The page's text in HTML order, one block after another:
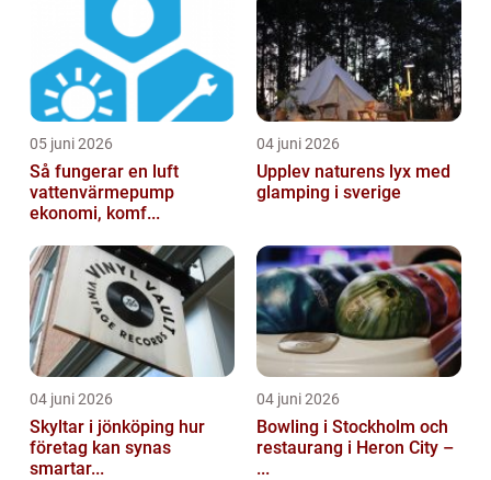
05 juni 2026
Så fungerar en luft
vattenvärmepump
ekonomi, komf...
04 juni 2026
Upplev naturens lyx med
glamping i sverige
04 juni 2026
Skyltar i jönköping hur
företag kan synas
smartar...
04 juni 2026
Bowling i Stockholm och
restaurang i Heron City –
...